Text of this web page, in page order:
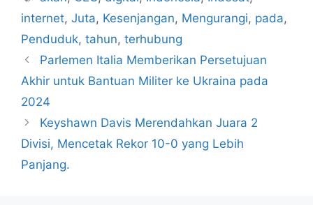
internet, Juta, Kesenjangan, Mengurangi, pada,
Penduduk, tahun, terhubung
Parlemen Italia Memberikan Persetujuan
Akhir untuk Bantuan Militer ke Ukraina pada
2024
Keyshawn Davis Merendahkan Juara 2
Divisi, Mencetak Rekor 10-0 yang Lebih
Panjang.